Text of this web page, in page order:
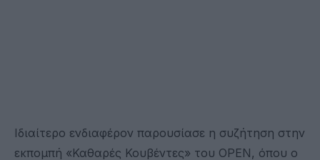
Ιδιαίτερο ενδιαφέρον παρουσίασε η συζήτηση στην
εκπομπή «Καθαρές Κουβέντες» του OPEN, όπου ο